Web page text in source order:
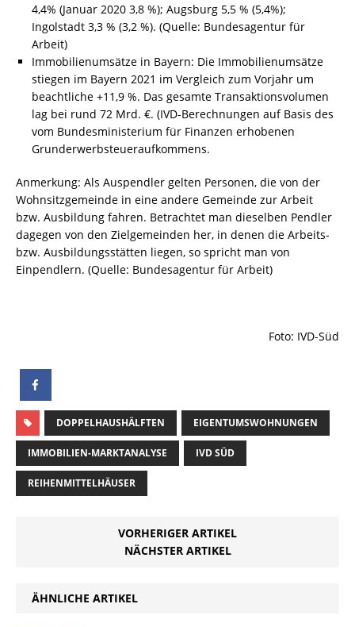
4,4% (Januar 2020 3,8 %); Augsburg 5,5 % (5,4%);
Ingolstadt 3,3 % (3,2 %). (Quelle: Bundesagentur für
Arbeit)
Immobilienumsätze in Bayern: Die Immobilienumsätze
stiegen im Bayern 2021 im Vergleich zum Vorjahr um
beachtliche +11,9 %. Das gesamte Transaktionsvolumen
lag bei rund 72 Mrd. €. (IVD-Berechnungen auf Basis des
vom Bundesministerium für Finanzen erhobenen
Grunderwerbsteueraufkommens.
Anmerkung: Als Auspendler gelten Personen, die von der
Wohnsitzgemeinde in eine andere Gemeinde zur Arbeit
bzw. Ausbildung fahren. Betrachtet man dieselben Pendler
dagegen von den Zielgemeinden her, in denen die Arbeits-
bzw. Ausbildungsstätten liegen, so spricht man von
Einpendlern. (Quelle: Bundesagentur für Arbeit)
Foto: IVD-Süd
DOPPELHAUSHÄLFTEN EIGENTUMSWOHNUNGEN
IMMOBILIEN-MARKTANALYSE IVD SÜD
REIHENMITTELHÄUSER
VORHERIGER ARTIKEL
NÄCHSTER ARTIKEL
ÄHNLICHE ARTIKEL